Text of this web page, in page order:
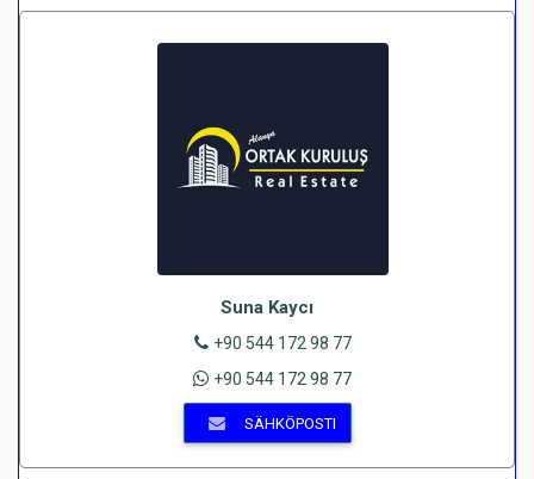
Suna Kaycı
+90 544 172 98 77
+90 544 172 98 77
SÄHKÖPOSTI